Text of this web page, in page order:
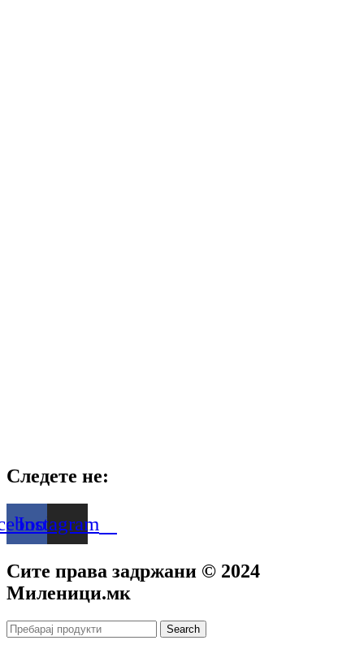
Следете не:
Instagram
Сите права задржани © 2024
Mиленици.мк
Search